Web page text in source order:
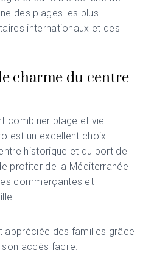
des plages les plus
internationaux et des
charme du centre
combiner plage et vie
est un excellent choix.
historique et du port de
profiter de la Méditerranée
commerçantes et
appréciée des familles grâce
accès facile.